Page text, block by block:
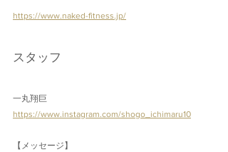
https://www.naked-fitness.jp/
スタッフ
一丸翔巨
https://www.instagram.com/shogo_ichimaru10
【メッセージ】